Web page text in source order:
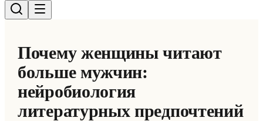
Почему женщины читают
больше мужчин:
нейробиология
литературных предпочтений